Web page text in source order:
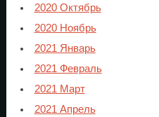
2020 Октябрь
2020 Ноябрь
2021 Январь
2021 Февраль
2021 Март
2021 Апрель